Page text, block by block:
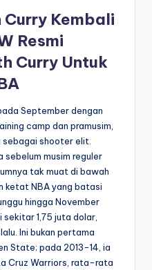
Kembali
Resmi
Curry Untuk
September dengan
camp dan pramusim,
sebagai shooter elit.
sebelum musim reguler
tak muat di bawah
ketat NBA yang batasi
hingga November
1,75 juta dolar,
Ini bukan pertama
State; pada 2013-14, ia
Cruz Warriors, rata-rata